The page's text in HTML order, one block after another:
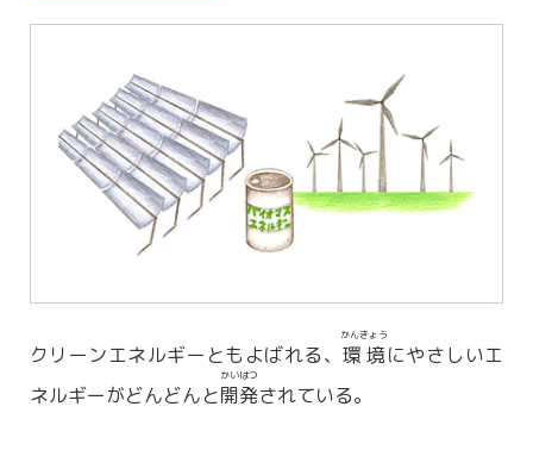
クリーンエネルギーともよばれる、 環境
かんきょう
にやさしいエ
ネルギーがどんどんと開発
かいはつ
されている。